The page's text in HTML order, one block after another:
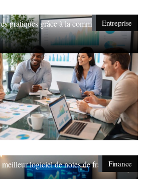
Entreprise
pratiques grâce à la commercial
Finance
logiciel de notes de frais pour